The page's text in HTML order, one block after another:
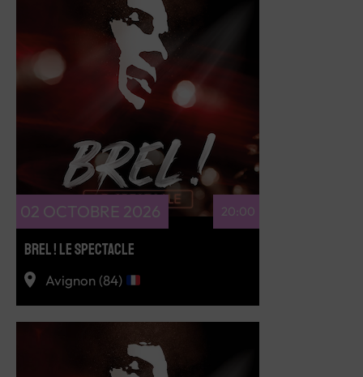
RÉSERVEZ
02 OCTOBRE 2026 20:00
BREL ! LE SPECTACLE
Avignon (84)